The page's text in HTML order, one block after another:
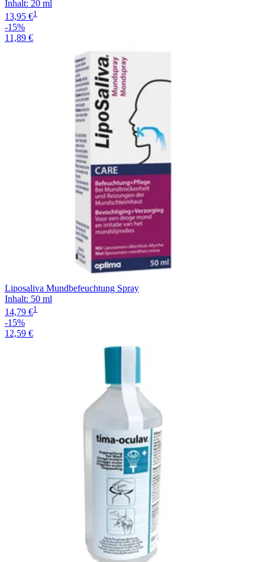
Inhalt: 20 ml
13,95 €1
-15%
11,89 €
Liposaliva Mundbefeuchtung Spray
Inhalt: 50 ml
14,79 €1
-15%
12,59 €